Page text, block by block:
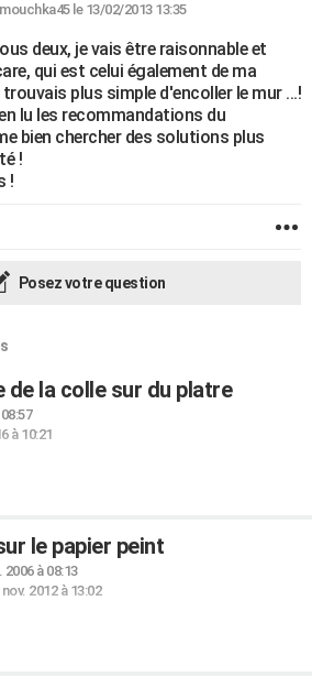
le 13/02/2013 13:35
deux, je vais être raisonnable et
qui est celui également de ma
plus simple d'encoller le mur ...!
lu les recommandations du
bien chercher des solutions plus
!
!
Posez votre question
de la colle sur du platre
à 10:21
le papier peint
2006 à 08:13
nov. 2012 à 13:02